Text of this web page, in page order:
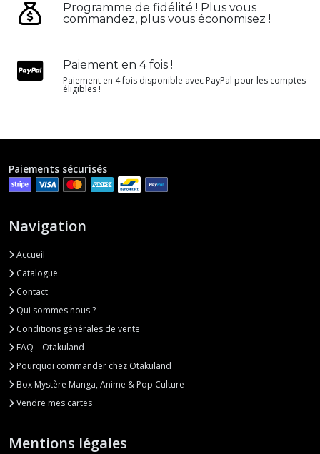
Programme de fidélité ! Plus vous
commandez, plus vous économisez !
Paiement en 4 fois !
Paiement en 4 fois disponible avec PayPal pour les comptes
éligibles !
Paiements sécurisés
Navigation
Accueil
Catalogue
Contact
Qui sommes nous ?
Conditions générales de vente
FAQ – Otakuland
Pourquoi commander chez Otakuland
Box Mystère Manga, Anime & Pop Culture
Vendre mes cartes
Mentions légales